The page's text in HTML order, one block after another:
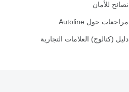
نصائح للأمان
مراجعات حول Autoline
دليل (كتالوج) العلامات التجارية